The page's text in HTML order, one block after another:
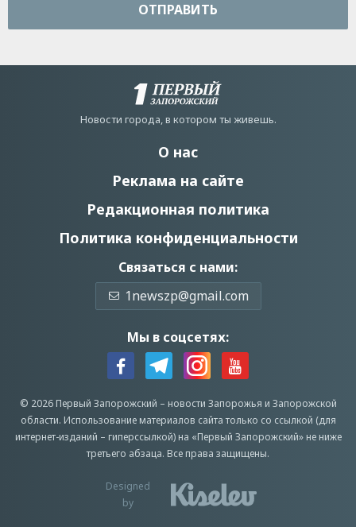
ОТПРАВИТЬ
Новости города, в котором ты живешь.
О нас
Реклама на сайте
Редакционная политика
Политика конфиденциальности
Связаться с нами:
1newszp@gmail.com
Мы в соцсетях:
© 2026 Первый Запорожский – новости Запорожья и Запорожской
области. Использование материалов сайта только со ссылкой (для
интернет-изданий – гиперссылкой) на «Первый Запорожский» не ниже
третьего абзаца. Все права защищены.
Designed
by